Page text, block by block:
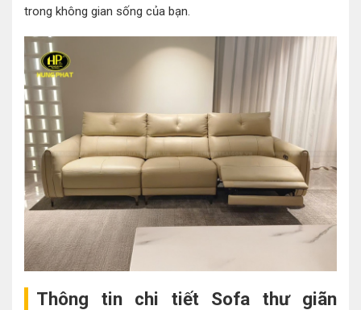
trong không gian sống của bạn.
Thông tin chi tiết Sofa thư giãn